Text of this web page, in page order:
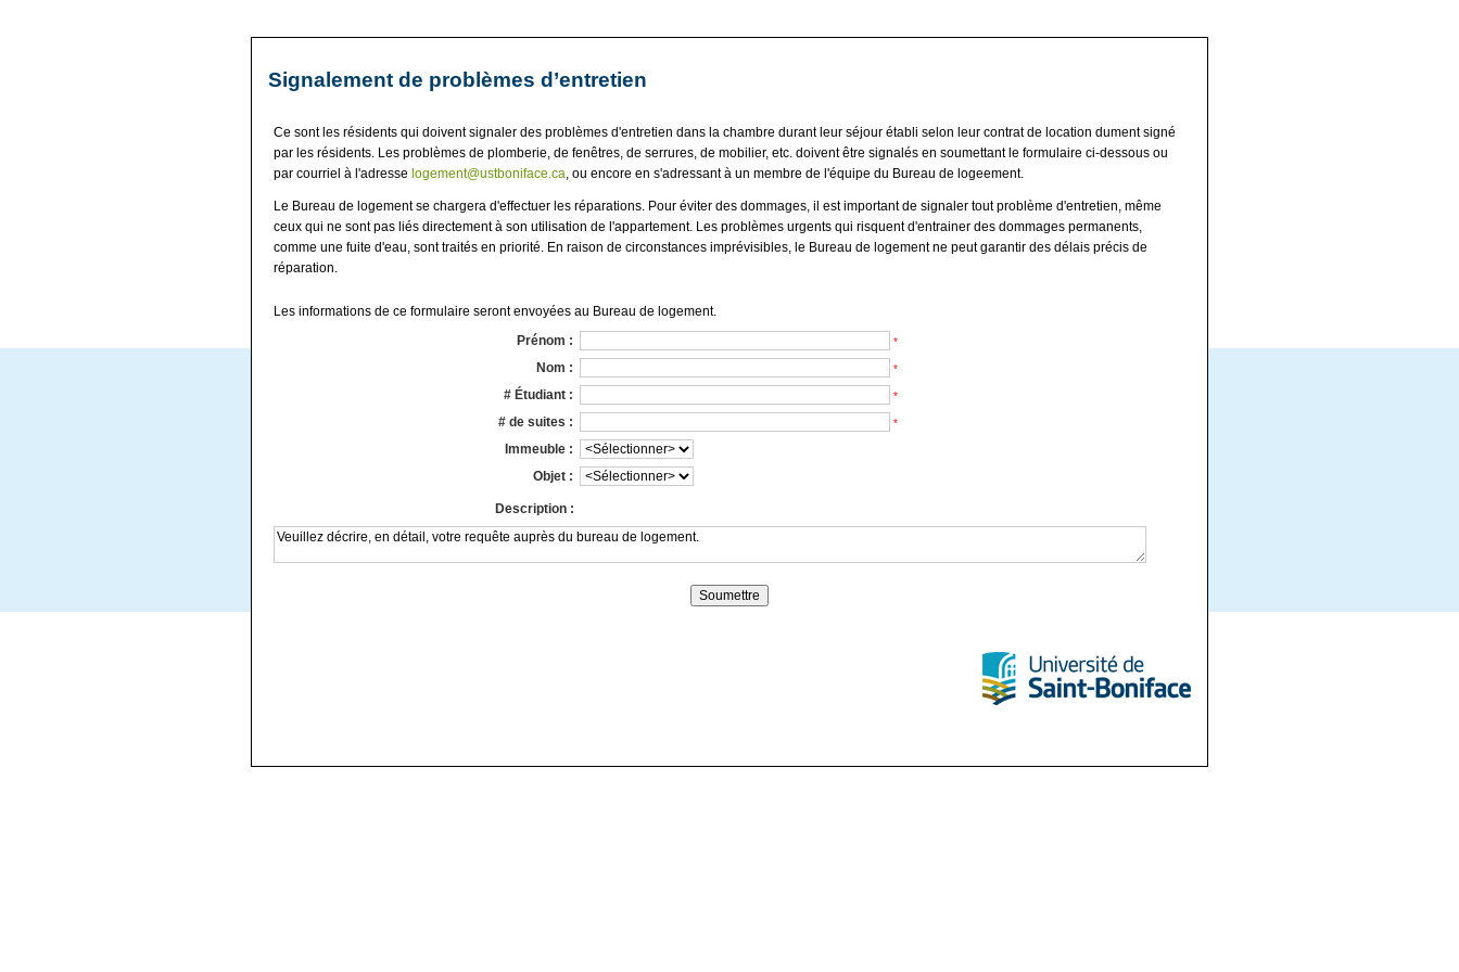
Signalement de problèmes d’entretien
Ce sont les résidents qui doivent signaler des problèmes d'entretien dans la chambre durant leur séjour établi selon leur contrat de location dument signé
par les résidents. Les problèmes de plomberie, de fenêtres, de serrures, de mobilier, etc. doivent être signalés en soumettant le formulaire ci-dessous ou
par courriel à l'adresse logement@ustboniface.ca, ou encore en s'adressant à un membre de l'équipe du Bureau de logeement.
Le Bureau de logement se chargera d'effectuer les réparations. Pour éviter des dommages, il est important de signaler tout problème d'entretien, même
ceux qui ne sont pas liés directement à son utilisation de l'appartement. Les problèmes urgents qui risquent d'entrainer des dommages permanents,
comme une fuite d'eau, sont traités en priorité. En raison de circonstances imprévisibles, le Bureau de logement ne peut garantir des délais précis de
réparation.
Les informations de ce formulaire seront envoyées au Bureau de logement.
Prénom :
*
Nom : *
# Étudiant : *
# de suites : *
Immeuble :
Objet :
Description :